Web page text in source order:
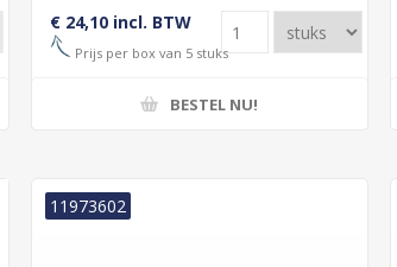
€ 24,10 incl. BTW
Prijs per box van 5 stuks
BESTEL NU!
11973602